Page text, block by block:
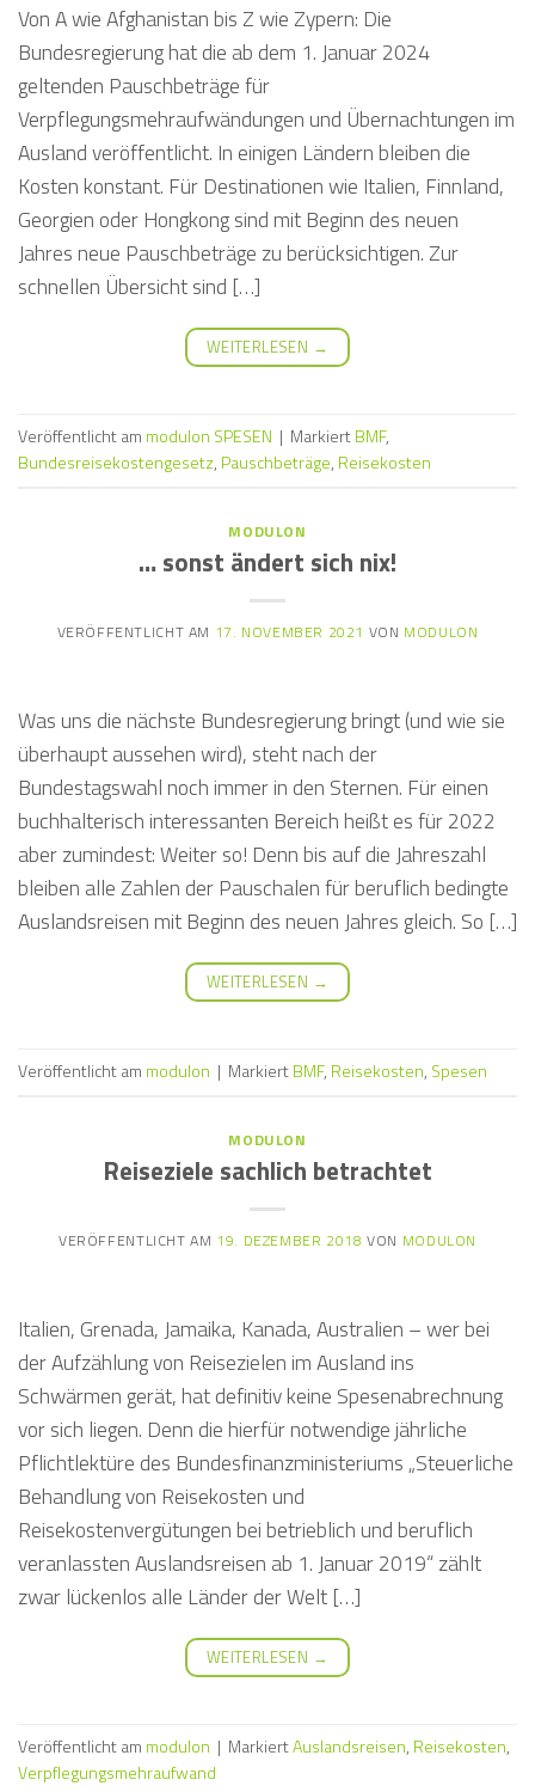
Von A wie Afghanistan bis Z wie Zypern: Die
Bundesregierung hat die ab dem 1. Januar 2024
geltenden Pauschbeträge für
Verpflegungsmehraufwändungen und Übernachtungen im
Ausland veröffentlicht. In einigen Ländern bleiben die
Kosten konstant. Für Destinationen wie Italien, Finnland,
Georgien oder Hongkong sind mit Beginn des neuen
Jahres neue Pauschbeträge zu berücksichtigen. Zur
schnellen Übersicht sind […]
WEITERLESEN →
Veröffentlicht am modulon SPESEN | MarkiertBMF,
Bundesreisekostengesetz, Pauschbeträge, Reisekosten
MODULON
… sonst ändert sich nix!
VERÖFFENTLICHT AM 17. NOVEMBER 2021 VON MODULON
Was uns die nächste Bundesregierung bringt (und wie sie
überhaupt aussehen wird), steht nach der
Bundestagswahl noch immer in den Sternen. Für einen
buchhalterisch interessanten Bereich heißt es für 2022
aber zumindest: Weiter so! Denn bis auf die Jahreszahl
bleiben alle Zahlen der Pauschalen für beruflich bedingte
Auslandsreisen mit Beginn des neuen Jahres gleich. So […]
WEITERLESEN →
Veröffentlicht am modulon | MarkiertBMF, Reisekosten, Spesen
MODULON
Reiseziele sachlich betrachtet
VERÖFFENTLICHT AM 19. DEZEMBER 2018 VON MODULON
Italien, Grenada, Jamaika, Kanada, Australien – wer bei
der Aufzählung von Reisezielen im Ausland ins
Schwärmen gerät, hat definitiv keine Spesenabrechnung
vor sich liegen. Denn die hierfür notwendige jährliche
Pflichtlektüre des Bundesfinanzministeriums „Steuerliche
Behandlung von Reisekosten und
Reisekostenvergütungen bei betrieblich und beruflich
veranlassten Auslandsreisen ab 1. Januar 2019“ zählt
zwar lückenlos alle Länder der Welt […]
WEITERLESEN →
Veröffentlicht am modulon | MarkiertAuslandsreisen, Reisekosten,
Verpflegungsmehraufwand